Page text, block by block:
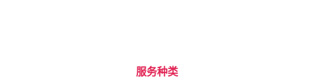
服务种类